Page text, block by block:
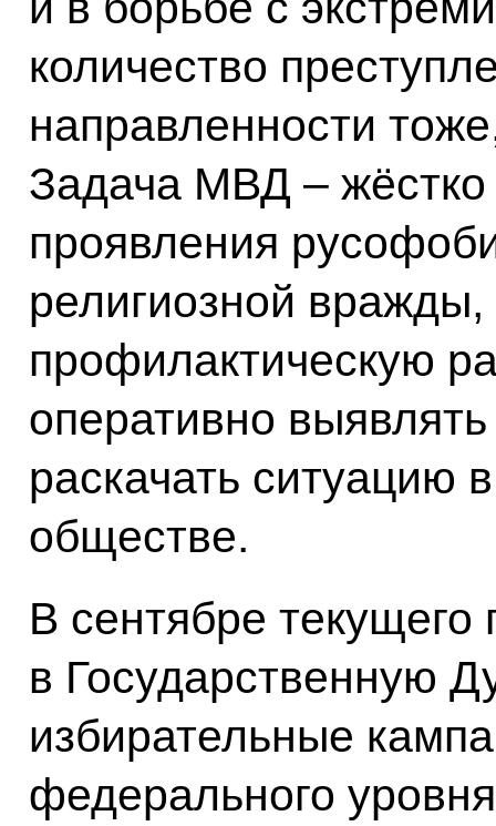
количество
направленности
Задача МВД –
проявления
религиозной
профилактическую
оперативно
раскачать ситуацию
обществе.
В сентябре текущего
в Государственную
избирательные
федерального